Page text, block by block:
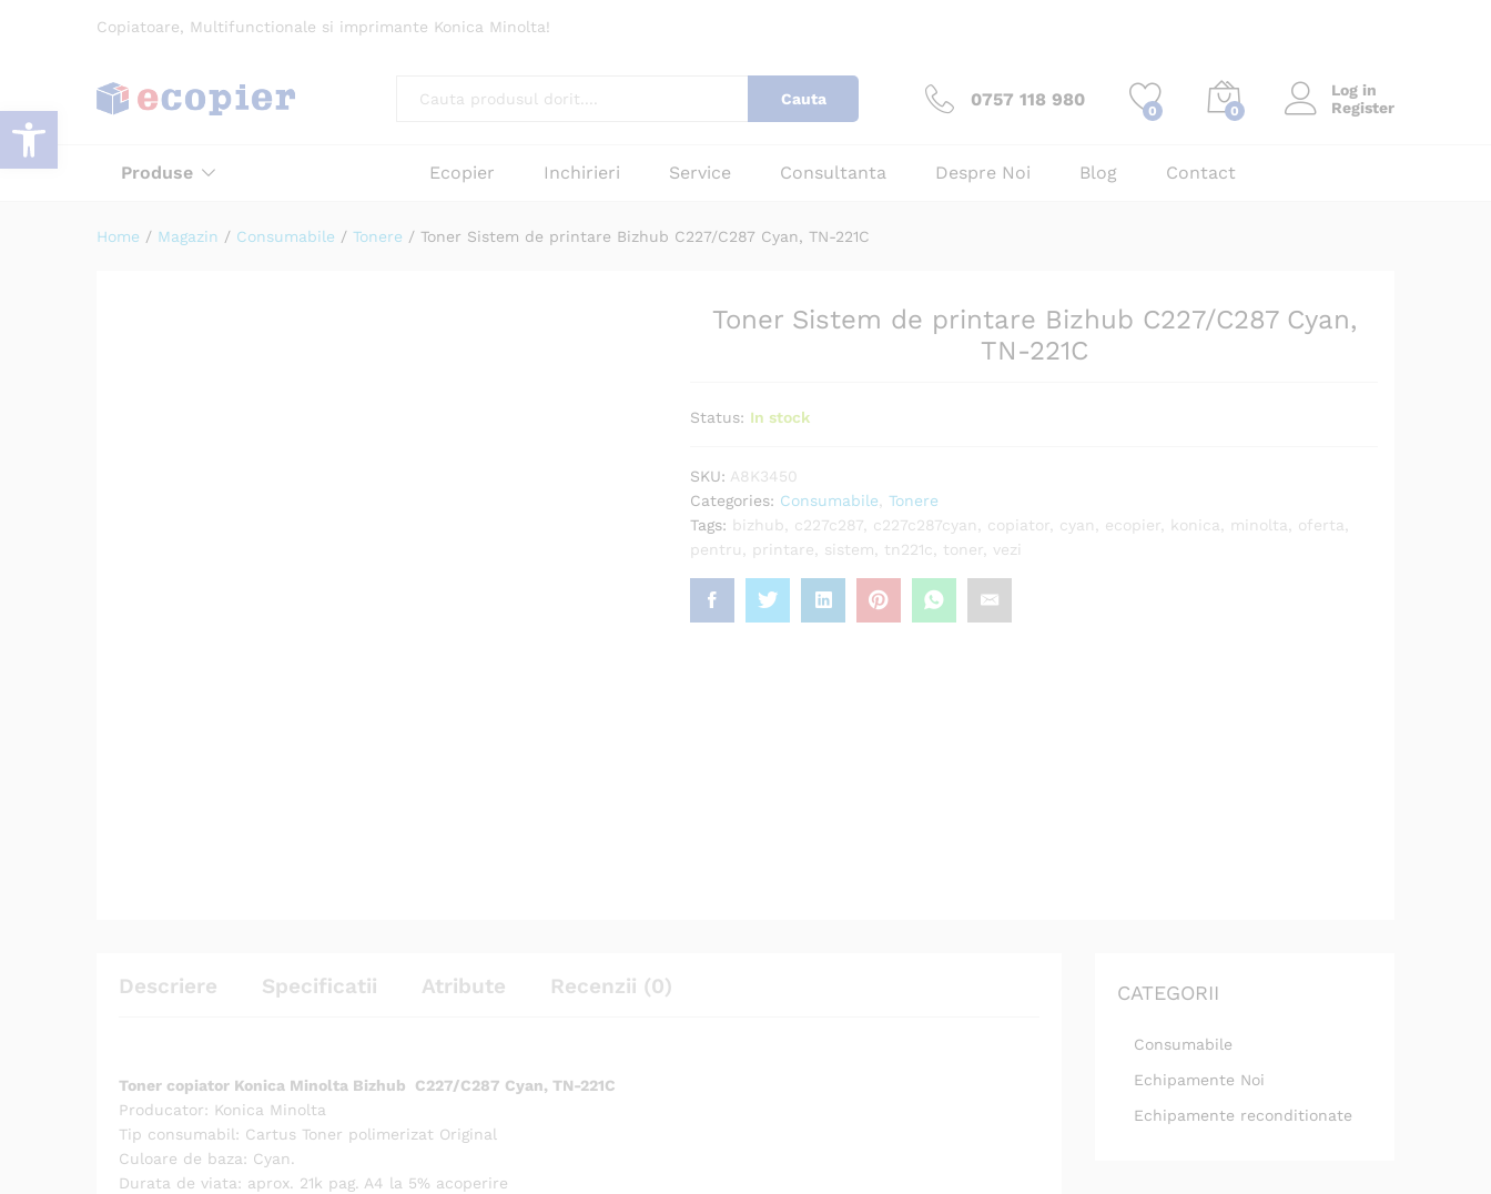
Copiatoare, Multifunctionale si imprimante Konica Minolta!
Cauta 0757 118 980
0 0
Log in
Register
Produse Ecopier Inchirieri Service Consultanta Despre Noi Blog Contact
Home / Magazin / Consumabile / Tonere / Toner Sistem de printare Bizhub C227/C287 Cyan, TN-221C
Toner Sistem de printare Bizhub C227/C287 Cyan,
TN-221C
Status: In stock
SKU: A8K3450
Categories: Consumabile ,Tonere
Tags: bizhub c227c287 c227c287cyan copiator cyan ecopier konica minolta oferta
pentru
printare sistem tn221c toner vezi
Descriere Specificatii Atribute Recenzii (0)
Toner copiator Konica Minolta Bizhub C227/C287 Cyan, TN-221C
Producator: Konica Minolta
Tip consumabil: Cartus Toner polimerizat Original
Culoare de baza: Cyan.
Durata de viata: aprox. 21k pag. A4 la 5% acoperire
CATEGORII
Consumabile
Echipamente Noi
Echipamente reconditionate
Descriere Specificatii Atribute Recenzii (0)
Deschide bara de unelte